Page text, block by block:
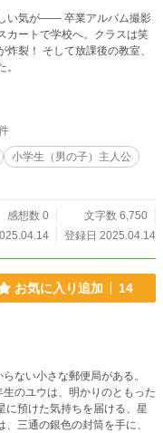
業アルバム撮影
カートで学校へ。クラスは笑
裂！ そして放課後の教室、
小学生（男の子）主人公
感想数 0
文字数 6,750
登録日 2025.04.14
お気に入り追加 14
ない小さな郵便局がある。
のユウは、明かりのともった
に預けた気持ちを届ける、星
三通の銀色の封筒を手に、